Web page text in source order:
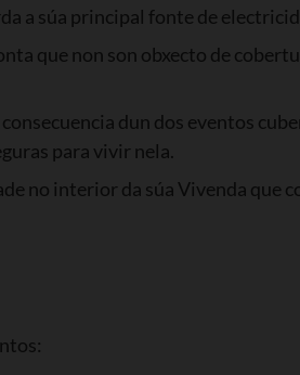
a súa principal fonte de
que non son obxecto de
dun dos eventos
para vivir nela.
no interior da súa Vivenda que